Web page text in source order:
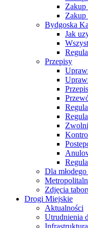
Zakup
Zakup
Bydgoska
Jak
Przepisy
Dla młodego
Zdjęcia
Drogi Miejskie
Aktualności
Utrudnienia